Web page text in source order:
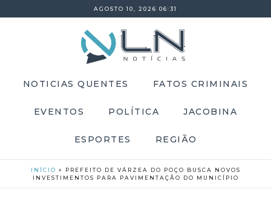
AGOSTO 10, 2026 06:31
NOTICIAS QUENTES FATOS CRIMINAIS
EVENTOS POLÍTICA JACOBINA
ESPORTES REGIÃO
INÍCIO »
PREFEITO DE VÁRZEA DO POÇO BUSCA NOVOS
INVESTIMENTOS PARA PAVIMENTAÇÃO DO MUNICÍPIO